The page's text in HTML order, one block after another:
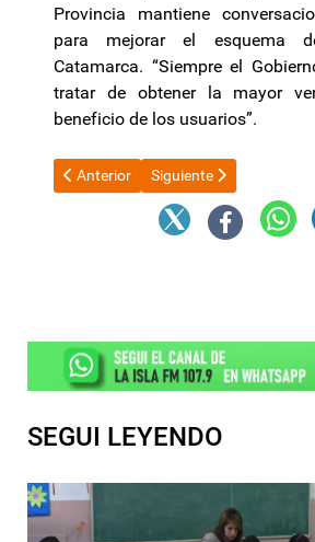
Provincia mantiene
para mejorar el esquema
Catamarca. “Siempre el
tratar de obtener la mayor
beneficio de los usuarios”.
Artículo anterior: Nuevas obras de
Anterior Artículo siguiente: Fidel
Siguiente
SEGUI LEYENDO